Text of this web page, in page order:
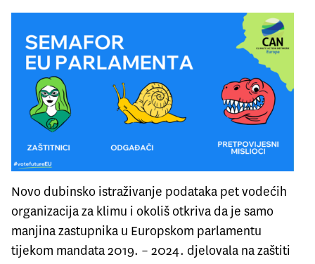
Novo dubinsko istraživanje podataka pet vodećih
organizacija za klimu i okoliš otkriva da je samo
manjina zastupnika u Europskom parlamentu
tijekom mandata 2019. – 2024. djelovala na zaštiti